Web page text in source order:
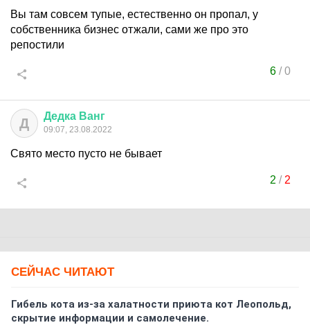
Вы там совсем тупые, естественно он пропал, у
собственника бизнес отжали, сами же про это
репостили
6/0
Д Дедка Ванг
09:07, 23.08.2022
Свято место пусто не бывает
2 / 2
СЕЙЧАС ЧИТАЮТ
Гибель кота из-за халатности приюта кот Леопольд,
скрытиe информации и самолечение.